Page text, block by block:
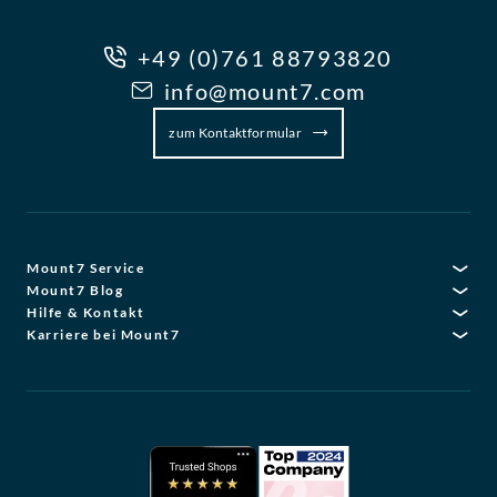
+49 (0)761 88793820
info@mount7.com
zum Kontaktformular
Mount7 Service
Mount7 Blog
Hilfe & Kontakt
Karriere bei Mount7